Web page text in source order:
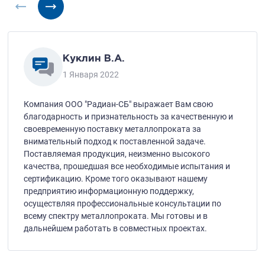
Куклин В.А.
1 Января 2022
Компания ООО "Радиан-СБ" выражает Вам свою
благодарность и признательность за качественную и
своевременную поставку металлопроката за
внимательный подход к поставленной задаче.
Поставляемая продукция, неизменно высокого
качества, прошедшая все необходимые испытания и
сертификацию. Кроме того оказывают нашему
предприятию информационную поддержку,
осуществляя профессиональные консультации по
всему спектру металлопроката. Мы готовы и в
дальнейшем работать в совместных проектах.